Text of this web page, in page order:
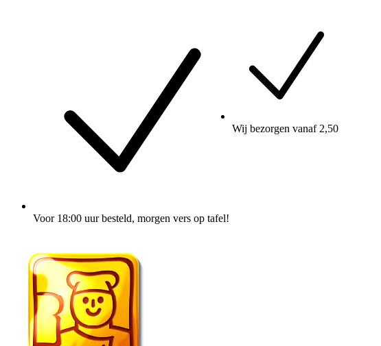
Voor 18:00 uur besteld, morgen vers op tafel!
Wij bezorgen vanaf 2,50